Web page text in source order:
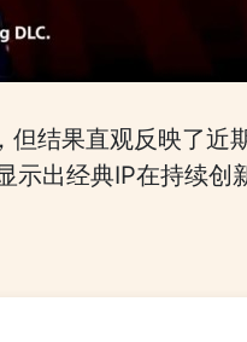
结果直观反映了近
示出经典IP在持续创